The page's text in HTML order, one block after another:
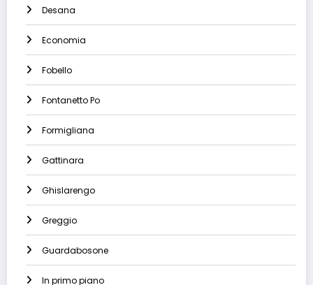
Desana
Economia
Fobello
Fontanetto Po
Formigliana
Gattinara
Ghislarengo
Greggio
Guardabosone
In primo piano